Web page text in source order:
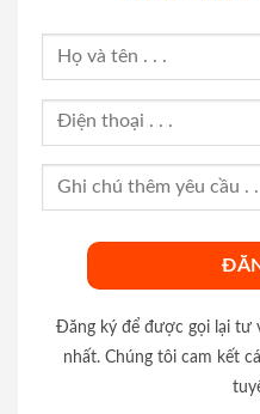
Đăng ký để được gọi lại tư
nhất. Chúng tôi cam kết